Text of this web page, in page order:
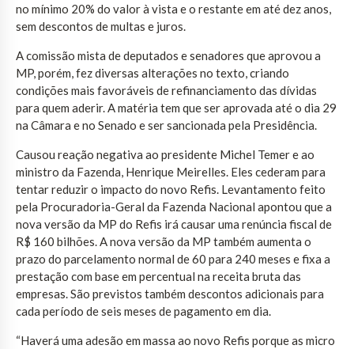
no mínimo 20% do valor à vista e o restante em até dez anos,
sem descontos de multas e juros.
A comissão mista de deputados e senadores que aprovou a
MP, porém, fez diversas alterações no texto, criando
condições mais favoráveis de refinanciamento das dívidas
para quem aderir. A matéria tem que ser aprovada até o dia 29
na Câmara e no Senado e ser sancionada pela Presidência.
Causou reação negativa ao presidente Michel Temer e ao
ministro da Fazenda, Henrique Meirelles. Eles cederam para
tentar reduzir o impacto do novo Refis. Levantamento feito
pela Procuradoria-Geral da Fazenda Nacional apontou que a
nova versão da MP do Refis irá causar uma renúncia fiscal de
R$ 160 bilhões. A nova versão da MP também aumenta o
prazo do parcelamento normal de 60 para 240 meses e fixa a
prestação com base em percentual na receita bruta das
empresas. São previstos também descontos adicionais para
cada período de seis meses de pagamento em dia.
“Haverá uma adesão em massa ao novo Refis porque as micro